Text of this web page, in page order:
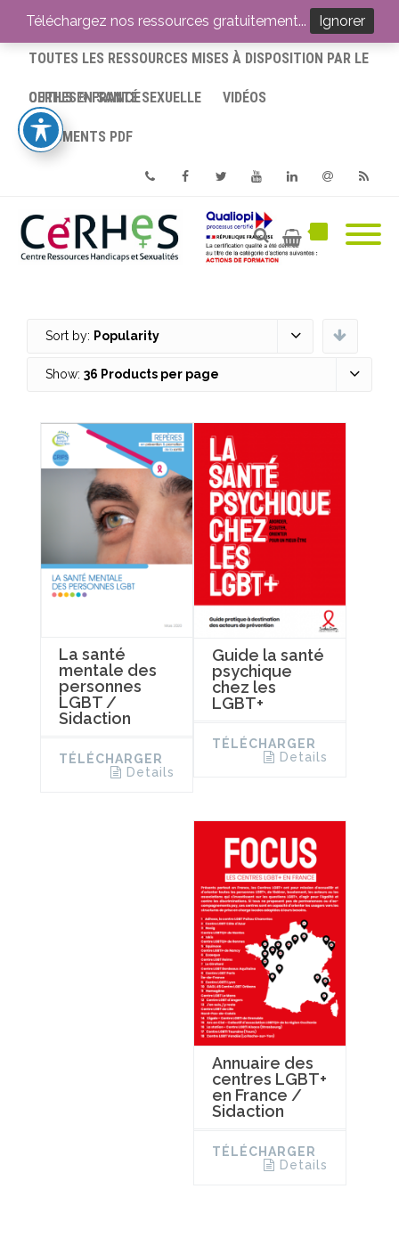
ACCUEIL
TOUTES LES RESSOURCES MISES À DISPOSITION PAR LE
CERHES® FRANCE
OUTILS EN SANTÉ SEXUELLE VIDÉOS
DOCUMENTS PDF
PhoneFacebookTwitterYoutube
Sort by: Popularity
Show: 36 Products per page
La santé
mentale des
personnes
LGBT /
Sidaction
TÉLÉCHARGER
Details
Guide la santé
psychique
chez les
LGBT+
TÉLÉCHARGER
Details
Annuaire des
centres LGBT+
en France /
Sidaction
TÉLÉCHARGER
Details
Téléchargez nos ressources gratuitement... Ignorer